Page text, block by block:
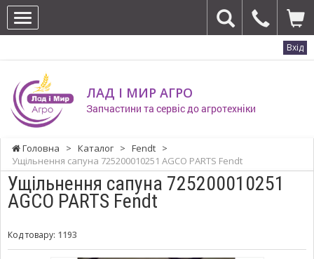
Вхід
ЛАД І МИР АГРО
Запчастини та сервіс до агротехніки
Головна > Каталог > Fendt >
Ущільнення сапуна 725200010251 AGCO PARTS Fendt
Ущільнення сапуна 725200010251
AGCO PARTS Fendt
Код товару: 1193